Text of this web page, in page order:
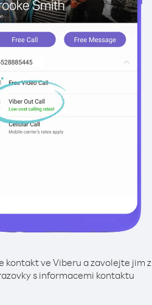
kontakt ve Viberu a zavolejte jim z
s informacemi kontaktu